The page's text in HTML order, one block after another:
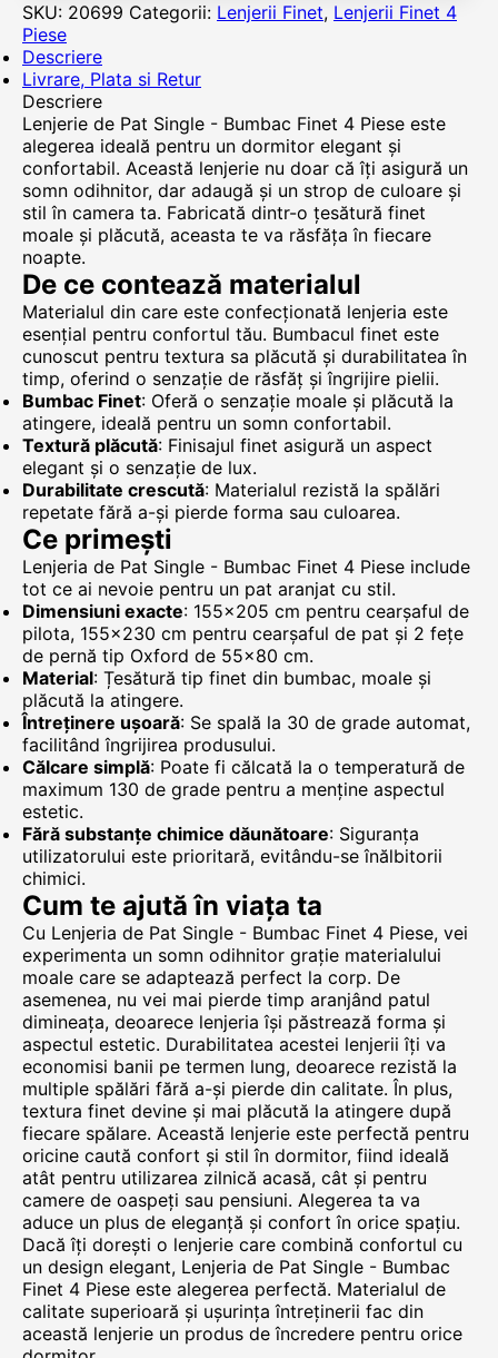
SKU: 20699 Categorii: Lenjerii Finet, Lenjerii Finet 4
Piese
Descriere
Livrare, Plata si Retur
Descriere
Lenjerie de Pat Single - Bumbac Finet 4 Piese este
alegerea ideală pentru un dormitor elegant și
confortabil. Această lenjerie nu doar că îți asigură un
somn odihnitor, dar adaugă și un strop de culoare și
stil în camera ta. Fabricată dintr-o țesătură finet
moale și plăcută, aceasta te va răsfăța în fiecare
noapte.
De ce contează materialul
Materialul din care este confecționată lenjeria este
esențial pentru confortul tău. Bumbacul finet este
cunoscut pentru textura sa plăcută și durabilitatea în
timp, oferind o senzație de răsfăț și îngrijire pielii.
Bumbac Finet: Oferă o senzație moale și plăcută la
atingere, ideală pentru un somn confortabil.
Textură plăcută: Finisajul finet asigură un aspect
elegant și o senzație de lux.
Durabilitate crescută: Materialul rezistă la spălări
repetate fără a-și pierde forma sau culoarea.
Ce primești
Lenjeria de Pat Single - Bumbac Finet 4 Piese include
tot ce ai nevoie pentru un pat aranjat cu stil.
Dimensiuni exacte: 155x205 cm pentru cearșaful de
pilota, 155x230 cm pentru cearșaful de pat și 2 fețe
de pernă tip Oxford de 55x80 cm.
Material: Țesătură tip finet din bumbac, moale și
plăcută la atingere.
Întreținere ușoară: Se spală la 30 de grade automat,
facilitând îngrijirea produsului.
Călcare simplă: Poate fi călcată la o temperatură de
maximum 130 de grade pentru a menține aspectul
estetic.
Fără substanțe chimice dăunătoare: Siguranța
utilizatorului este prioritară, evitându-se înălbitorii
chimici.
Cum te ajută în viața ta
Cu Lenjeria de Pat Single - Bumbac Finet 4 Piese, vei
experimenta un somn odihnitor grație materialului
moale care se adaptează perfect la corp. De
asemenea, nu vei mai pierde timp aranjând patul
dimineața, deoarece lenjeria își păstrează forma și
aspectul estetic. Durabilitatea acestei lenjerii îți va
economisi banii pe termen lung, deoarece rezistă la
multiple spălări fără a-și pierde din calitate. În plus,
textura finet devine și mai plăcută la atingere după
fiecare spălare. Această lenjerie este perfectă pentru
oricine caută confort și stil în dormitor, fiind ideală
atât pentru utilizarea zilnică acasă, cât și pentru
camere de oaspeți sau pensiuni. Alegerea ta va
aduce un plus de eleganță și confort în orice spațiu.
Dacă îți dorești o lenjerie care combină confortul cu
un design elegant, Lenjeria de Pat Single - Bumbac
Finet 4 Piese este alegerea perfectă. Materialul de
calitate superioară și ușurința întreținerii fac din
această lenjerie un produs de încredere pentru orice